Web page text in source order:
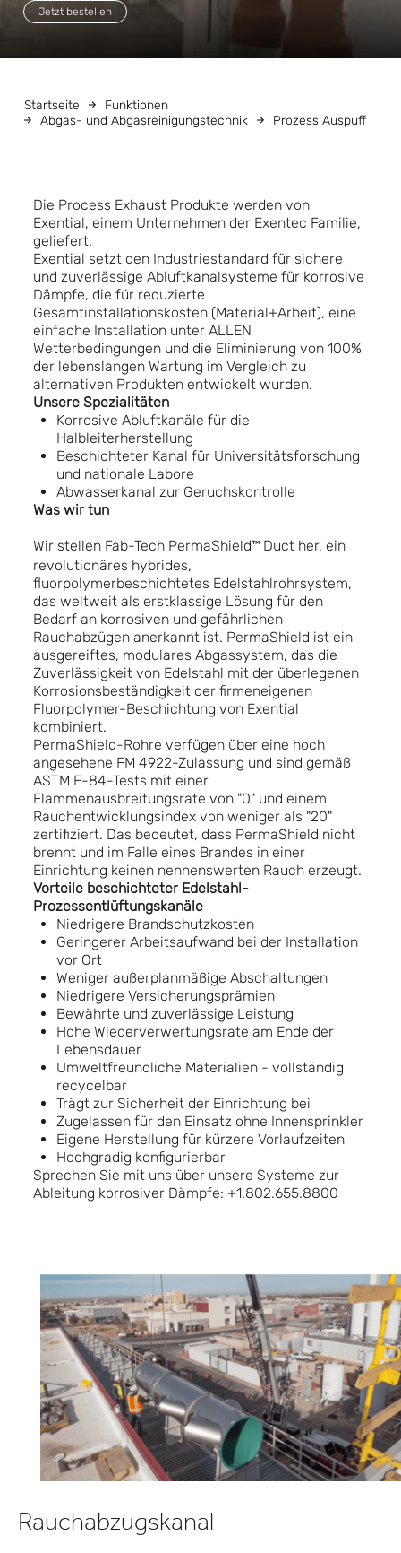
Jetzt bestellen
Startseite
Funktionen
Abgas- und Abgasreinigungstechnik
Prozess Auspuff
Die Process Exhaust Produkte werden von
Exential, einem Unternehmen der Exentec Familie,
geliefert.
Exential setzt den Industriestandard für sichere
und zuverlässige Abluftkanalsysteme für korrosive
Dämpfe, die für reduzierte
Gesamtinstallationskosten (Material+Arbeit), eine
einfache Installation unter ALLEN
Wetterbedingungen und die Eliminierung von 100%
der lebenslangen Wartung im Vergleich zu
alternativen Produkten entwickelt wurden.
Unsere Spezialitäten
Korrosive Abluftkanäle für die
Halbleiterherstellung
Beschichteter Kanal für Universitätsforschung
und nationale Labore
Abwasserkanal zur Geruchskontrolle
Was wir tun
Wir stellen Fab-Tech PermaShield™ Duct her, ein
revolutionäres hybrides,
fluorpolymerbeschichtetes Edelstahlrohrsystem,
das weltweit als erstklassige Lösung für den
Bedarf an korrosiven und gefährlichen
Rauchabzügen anerkannt ist. PermaShield ist ein
ausgereiftes, modulares Abgassystem, das die
Zuverlässigkeit von Edelstahl mit der überlegenen
Korrosionsbeständigkeit der firmeneigenen
Fluorpolymer-Beschichtung von Exential
kombiniert.
PermaShield-Rohre verfügen über eine hoch
angesehene FM 4922-Zulassung und sind gemäß
ASTM E-84-Tests mit einer
Flammenausbreitungsrate von "0" und einem
Rauchentwicklungsindex von weniger als "20"
zertifiziert. Das bedeutet, dass PermaShield nicht
brennt und im Falle eines Brandes in einer
Einrichtung keinen nennenswerten Rauch erzeugt.
Vorteile beschichteter Edelstahl-
Prozessentlüftungskanäle
Niedrigere Brandschutzkosten
Geringerer Arbeitsaufwand bei der Installation
vor Ort
Weniger außerplanmäßige Abschaltungen
Niedrigere Versicherungsprämien
Bewährte und zuverlässige Leistung
Hohe Wiederverwertungsrate am Ende der
Lebensdauer
Umweltfreundliche Materialien - vollständig
recycelbar
Trägt zur Sicherheit der Einrichtung bei
Zugelassen für den Einsatz ohne Innensprinkler
Eigene Herstellung für kürzere Vorlaufzeiten
Hochgradig konfigurierbar
Sprechen Sie mit uns über unsere Systeme zur
Ableitung korrosiver Dämpfe: +1.802.655.8800
Rauchabzugskanal